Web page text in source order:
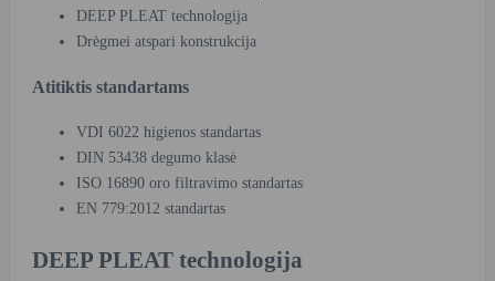
DEEP PLEAT technologija
Drėgmei atspari konstrukcija
Atitiktis standartams
VDI 6022 higienos standartas
DIN 53438 degumo klasė
ISO 16890 oro filtravimo standartas
EN 779:2012 standartas
DEEP PLEAT technologija